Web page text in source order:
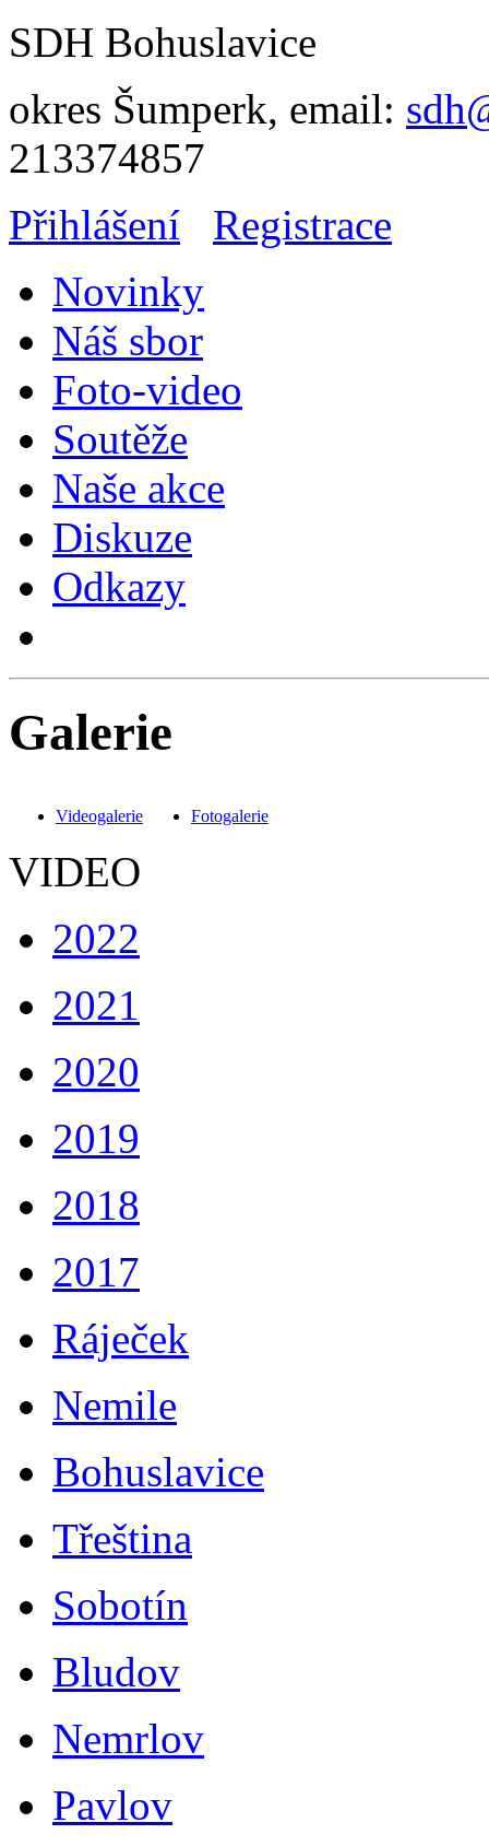
SDH Bohuslavice
okres Šumperk, email:
213374857
Přihlášení
Registrace
Novinky
Náš sbor
Foto-video
Soutěže
Naše akce
Diskuze
Odkazy
Galerie
Videogalerie Fotogalerie
VIDEO
2022
2021
2020
2019
2018
2017
Ráječek
Nemile
Bohuslavice
Třeština
Sobotín
Bludov
Nemrlov
Pavlov